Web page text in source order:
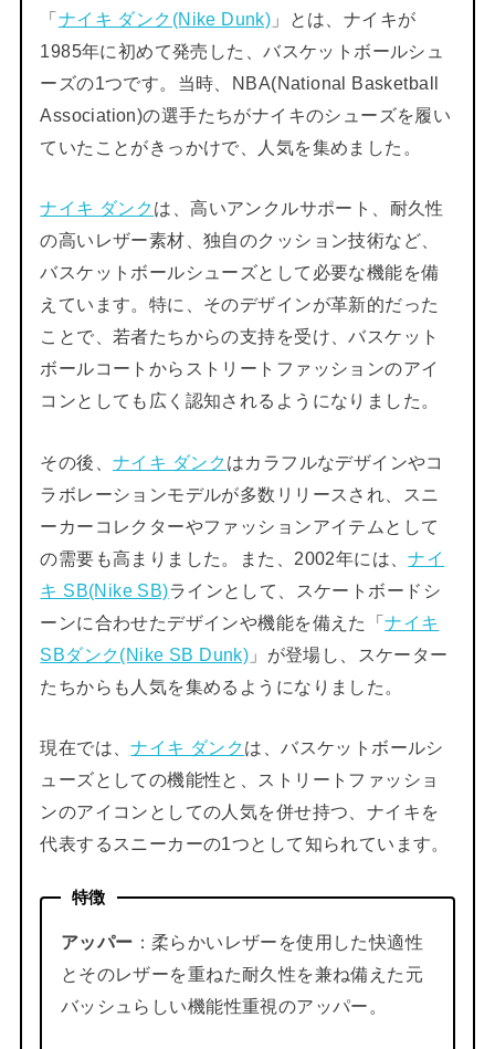
「ナイキ ダンク(Nike Dunk) 」とは、ナイキが
1985年に初めて発売した、バスケットボールシュ
ーズの1つです。当時、NBA(National Basketball
Association)の選手たちがナイキのシューズを履い
ていたことがきっかけで、人気を集めました。
ナイキ ダンクは、高いアンクルサポート、耐久性
の高いレザー素材、独自のクッション技術など、
バスケットボールシューズとして必要な機能を備
えています。特に、そのデザインが革新的だった
ことで、若者たちからの支持を受け、バスケット
ボールコートからストリートファッションのアイ
コンとしても広く認知されるようになりました。
その後、ナイキ ダンクはカラフルなデザインやコ
ラボレーションモデルが多数リリースされ、スニ
ーカーコレクターやファッションアイテムとして
の需要も高まりました。また、2002年には、ナイ
キ SB(Nike SB)ラインとして、スケートボードシ
ーンに合わせたデザインや機能を備えた「ナイキ
SBダンク(Nike SB Dunk) 」が登場し、スケーター
たちからも人気を集めるようになりました。
現在では、ナイキ ダンクは、バスケットボールシ
ューズとしての機能性と、ストリートファッショ
ンのアイコンとしての人気を併せ持つ、ナイキを
代表するスニーカーの1つとして知られています。
特徴
アッパー ：柔らかいレザーを使用した快適性
とそのレザーを重ねた耐久性を兼ね備えた元
バッシュらしい機能性重視のアッパー。